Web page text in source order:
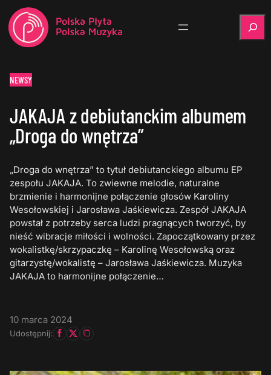
NEWSY
JAKAJA z debiutanckim albumem
„Droga do wnętrza”
„Droga do wnętrza” to tytuł debiutanckiego albumu EP
zespołu JAKAJA. To zwiewne melodie, naturalne
brzmienie i harmonijne połączenie głosów Karoliny
Wesołowskiej i Jarosława Jaśkiewicza. Zespół JAKAJA
powstał z potrzeby serca ludzi pragnących tworzyć, by
nieść wibracje miłości i wolności. Zapoczątkowany przez
wokalistkę/skrzypaczkę – Karolinę Wesołowską oraz
gitarzystę/wokalistę – Jarosława Jaśkiewicza. Muzyka
JAKAJA to harmonijne połączenie…
10 marca 2024
Udostępnij: